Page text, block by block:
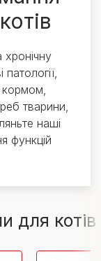
кормом,
тварини,
наші
функцій
для котів